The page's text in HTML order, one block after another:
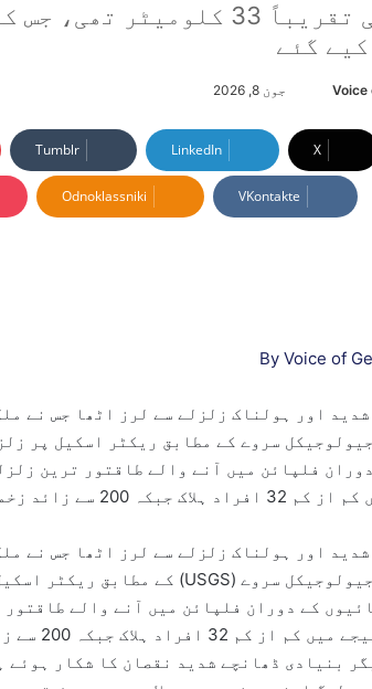
زلزلے کی گہرائی تقریباً 33
کیے گئے
Voice
n
d
n
l
جون 8, 2026
X
LinkedIn
Tumblr
VKontakte
Odnoklassniki
By Voice of
اور ہولناک زلزلے سے لرز اٹھا جس نے
فلپائن میں آنے والے طاقتور ترین
زائد زخمی ہو گئے ہیں۔
اور ہولناک زلزلے سے لرز اٹھا جس نے
کے دوران فلپائن میں آنے والے
ہے۔ اس
بنیادی ڈھانچے شدید نقصان کا شکار